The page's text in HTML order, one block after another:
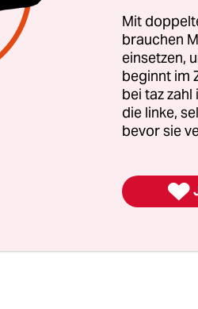
gehen seit
im Amt durch die
Banken auf
haben. Über die
Mit
brauchen
einsetzen,
beginnt im
bei taz
die linke,
bevor sie
